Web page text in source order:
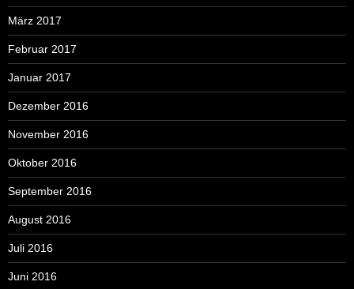
März 2017
Februar 2017
Januar 2017
Dezember 2016
November 2016
Oktober 2016
September 2016
August 2016
Juli 2016
Juni 2016